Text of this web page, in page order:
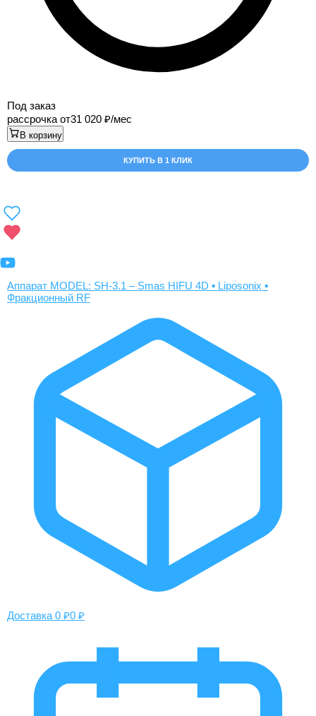
Под заказ
рассрочка от31 020 /мес
В корзину
КУПИТЬ В 1 КЛИК
Аппарат MODEL: SH-3.1 – Smas HIFU 4D ▪️ Liposonix ▪️
Фракционный RF
Доставка 0 ₽0 ₽